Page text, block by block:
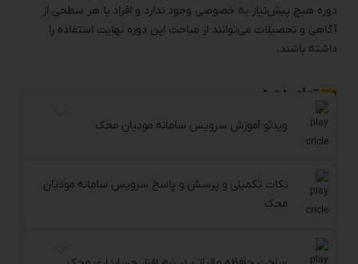
دوره هیچ پیش‌نیاز به خصوصی وجود ندارد و افراد با هر سطحی از
آگاهی و تحصیلات می‌توانند از مباحث این دوره نهایت استفاده را
داشته باشند.
محتوای دوره
ویدئو آموزش سرویس سامانه مودیان محک
نکات تکمیلی و پرسش و پاسخ سرویس سامانه مودیان
محک